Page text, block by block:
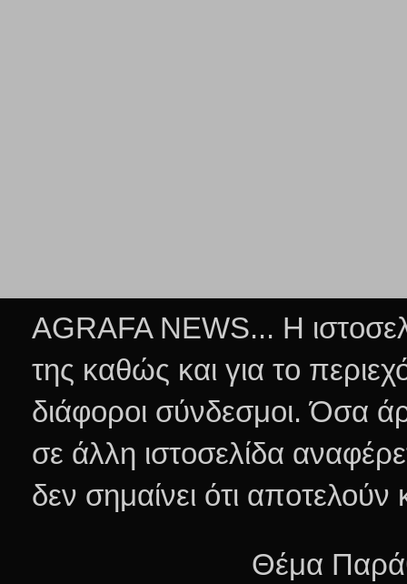
AGRAFA NEWS... Η
της καθώς και για το
διάφοροι σύνδεσμοι.Όσα
σε άλλη ιστοσελίδα
δεν σημαίνει ότι
Θέμα